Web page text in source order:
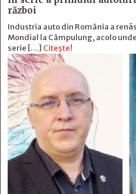
război
Industria auto din România a
Mondial la Câmpulung, acolo
serie […] Citește!